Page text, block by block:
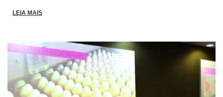
LEIA MAIS